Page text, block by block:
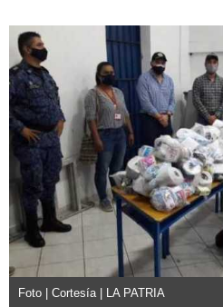
Foto | Cortesía | LA PATRIA